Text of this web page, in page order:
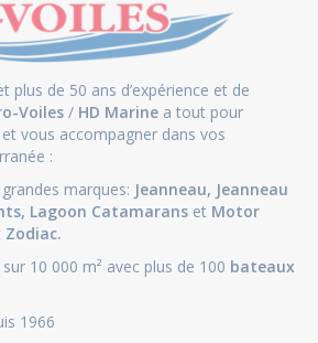
plus de 50 ans d’expérience et de
Voiles / HD Marine a tout pour
vous accompagner dans vos
:
marques: Jeanneau, Jeanneau
Lagoon Catamarans et Motor
Zodiac.
10 000 m² avec plus de 100 bateaux
1966